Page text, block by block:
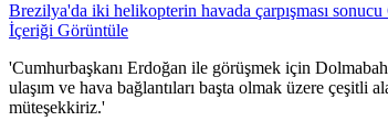
Brezilya'da iki helikopterin havada çarpışması
İçeriği Görüntüle
'Cumhurbaşkanı Erdoğan ile görüşmek için
ulaşım ve hava bağlantıları başta olmak üzere
müteşekkiriz.'